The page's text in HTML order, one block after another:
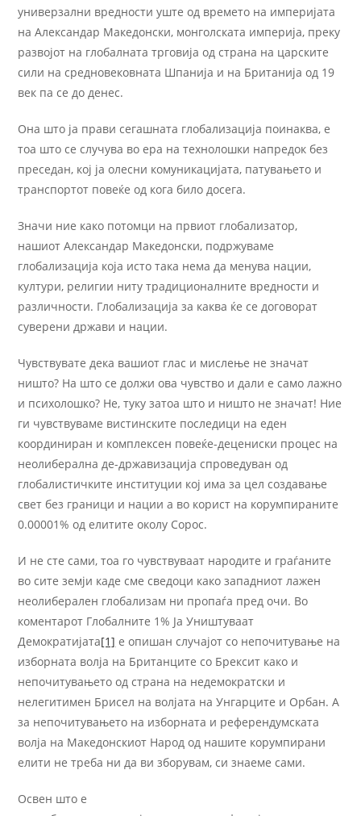
универзални вредности уште од времето на империјата
на Александар Македонски, монголската империја, преку
развојот на глобалната трговија од страна на царските
сили на средновековната Шпанија и на Британија од 19
век па се до денес.
Она што ја прави сегашната глобализација поинаква, е
тоа што се случува во ера на технолошки напредок без
преседан, кој ја олесни комуникацијата, патувањето и
транспортот повеќе од кога било досега.
Значи ние како потомци на првиот глобализатор,
нашиот Александар Македонски, подржуваме
глобализација која исто така нема да менува нации,
култури, религии ниту традиционалните вредности и
различности. Глобализација за каква ќе се договорат
суверени држави и нации.
Чувствувате дека вашиот глас и мислење не значат
ништо? На што се должи ова чувство и дали е само лажно
и психолошко? Не, туку затоа што и ништо не значат! Ние
ги чувствуваме вистинските последици на еден
координиран и комплексен повеќе-децениски процес на
неолиберална де-државизација спроведуван од
глобалистичките институции кој има за цел создавање
свет без граници и нации а во корист на корумпираните
0.00001% од елитите околу Сорос.
И не сте сами, тоа го чувствуваат народите и граѓаните
во сите земји каде сме сведоци како западниот лажен
неолиберален глобализам ни пропаѓа пред очи. Во
коментарот Глобалните 1% Ја Уништуваат
Демократијата[1] е опишан случајот со непочитување на
изборната волја на Британците со Брексит како и
непочитувањето од страна на недемократски и
нелегитимен Брисел на волјата на Унгарците и Орбан. А
за непочитувањето на изборната и референдумската
волја на Македонскиот Народ од нашите корумпирани
елити не треба ни да ви зборувам, си знаеме сами.
Освен што е